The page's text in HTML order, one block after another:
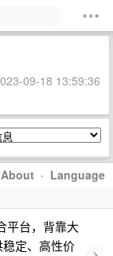
09-18 13:59:36
About · Language
平台，背靠大
定、高性价